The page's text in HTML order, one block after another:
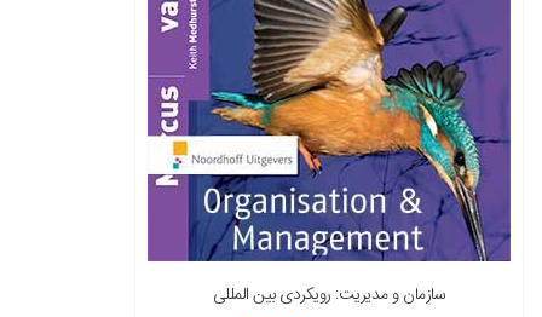
سازمان و مدیریت: رویکردی بین المللی